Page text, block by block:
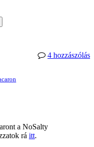
4 hozzászólás
a NoSalty
rá itt.